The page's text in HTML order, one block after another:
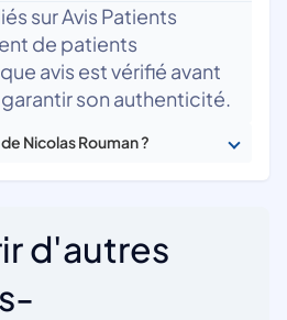
sur Avis Patients
de patients
avis est vérifié avant
son authenticité.
Nicolas Rouman ?
d'autres